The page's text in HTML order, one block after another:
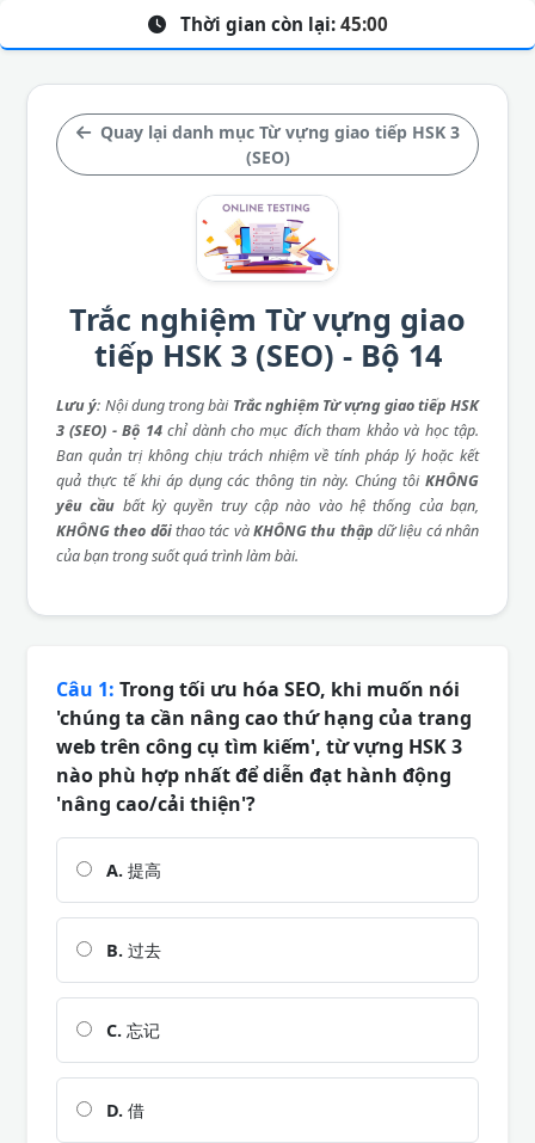
Quay lại danh mục Từ vựng giao tiếp HSK 3
(SEO)
Trắc nghiệm Từ vựng giao
tiếp HSK 3 (SEO) - Bộ 14
Lưu ý: Nội dung trong bài Trắc nghiệm Từ vựng giao tiếp HSK
3 (SEO) - Bộ 14chỉ dành cho mục đích tham khảo và học tập.
Ban quản trị không chịu trách nhiệm về tính pháp lý hoặc kết
quả thực tế khi áp dụng các thông tin này. Chúng tôi KHÔNG
yêu cầu bất kỳ quyền truy cập nào vào hệ thống của bạn,
KHÔNG theo dõithao tác vàKHÔNG thu thập dữ liệu cá nhân
của bạn trong suốt quá trình làm bài.
Thời gian còn lại: 45:00
Câu 1: Trong tối ưu hóa SEO, khi muốn nói
'chúng ta cần nâng cao thứ hạng của trang
web trên công cụ tìm kiếm', từ vựng HSK 3
nào phù hợp nhất để diễn đạt hành động
'nâng cao/cải thiện'?
A. 提高
B. 过去
C. 忘记
D. 借